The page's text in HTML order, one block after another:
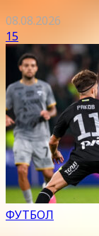
08.08.2026
15
ФУТБОЛ